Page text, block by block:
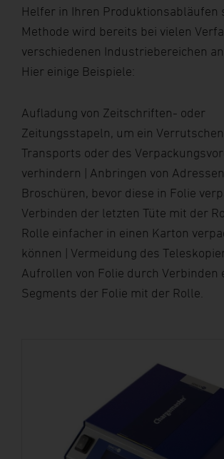
Helfer in Ihren Produktionsabläufen
Methode wird bereits bei vielen
verschiedenen Industriebereichen
Hier einige Beispiele:
Aufladung von Zeitschriften- oder
Zeitungsstapeln, um ein
Transports oder des
verhindern | Anbringen von
Broschüren, bevor diese in Folie
Verbinden der letzten Tüte mit der
Rolle einfacher in einen Karton
können | Vermeidung des
Aufrollen von Folie durch Verbinden
Segments der Folie mit der Rolle.